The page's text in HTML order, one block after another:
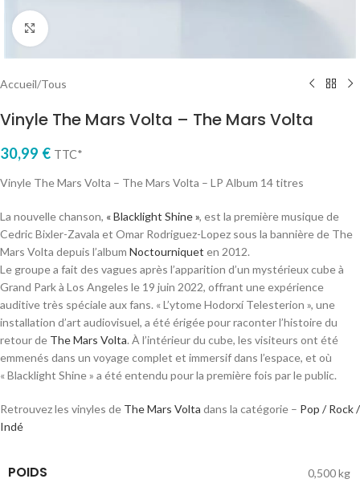
Cliquez pour agrandir
Accueil/Tous
Vinyle The Mars Volta – The Mars Volta
30,99 € TTC*
Vinyle The Mars Volta – The Mars Volta – LP Album 14 titres
La nouvelle chanson, « Blacklight Shine », est la première musique de
Cedric Bixler-Zavala et Omar Rodriguez-Lopez sous la bannière de The
Mars Volta depuis l’album Noctourniquet en 2012.
Le groupe a fait des vagues après l’apparition d’un mystérieux cube à
Grand Park à Los Angeles le 19 juin 2022, offrant une expérience
auditive très spéciale aux fans. « L’ytome Hodorxí Telesterion », une
installation d’art audiovisuel, a été érigée pour raconter l’histoire du
retour de The Mars Volta. À l’intérieur du cube, les visiteurs ont été
emmenés dans un voyage complet et immersif dans l’espace, et où
« Blacklight Shine » a été entendu pour la première fois par le public.
Retrouvez les vinyles de The Mars Volta dans la catégorie – Pop / Rock /
Indé
POIDS 0,500 kg